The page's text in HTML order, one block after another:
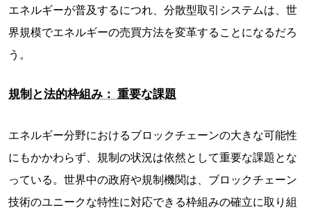
エネルギーが普及するにつれ、分散型取引システムは、世
界規模でエネルギーの売買方法を変革することになるだろ
う。
規制と法的枠組み： 重要な課題
エネルギー分野におけるブロックチェーンの大きな可能性
にもかかわらず、規制の状況は依然として重要な課題とな
っている。世界中の政府や規制機関は、ブロックチェーン
技術のユニークな特性に対応できる枠組みの確立に取り組